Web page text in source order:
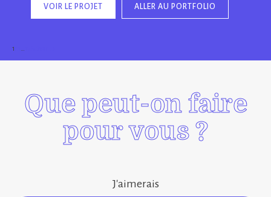
VOIR LE PROJET ALLER AU PORTFOLIO
1
Que peut-on faire
pour vous ?
J'aimerais